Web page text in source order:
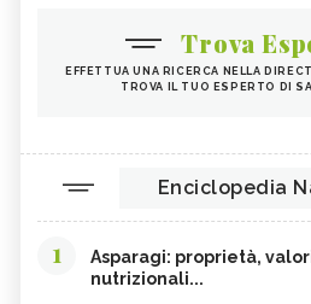
Trova
EFFETTUA UNA RICERCA NELLA
TROVA IL TUO ESPERTO DI
Enciclopedia
1
Asparagi: proprietà,
nutrizionali...